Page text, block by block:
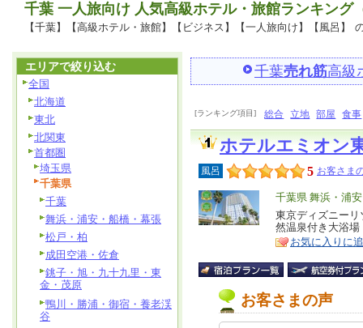
千葉 一人旅向け 人気高級ホテル・旅館ランキング
【千葉】【高級ホテル・旅館】【ビジネス】【一人旅向け】【風呂】
千葉売れ筋高級
[ランキング項目] 総合 立地 部屋 食事
ホテルエミオン
風呂 5 お客さま
エ
リ
ア
千葉県 舞浜・浦
特
徴
東京ディズニー
然温泉付き大浴
お気に入りに
お客さまの声
エリアで絞り込む
全国
北海道
東北
北関東
首都圏
埼玉県
千葉県
千葉
舞浜・浦安・船橋・幕張
松戸・柏
成田空港・佐倉
銚子・旭・九十九里・東
金・茂原
鴨川・勝浦・御宿・養老渓
谷